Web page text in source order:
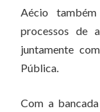
Aécio
processos de
juntamente
Pública.
Com a